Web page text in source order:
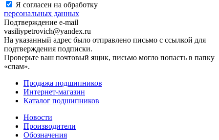
Я согласен на обработку
персональных данных
Подтверждение e-mail
vasiliypetrovich@yandex.ru
На указанный адрес было отправлено письмо с ссылкой для
подтверждения подписки.
Проверьте ваш почтовый ящик, письмо могло попасть в папку
«спам».
Продажа подшипников
Интернет-магазин
Каталог подшипников
Новости
Производители
Обозначения